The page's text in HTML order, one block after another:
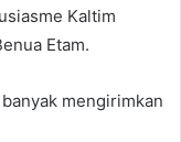
Kaltim
Etam.
mengirimkan